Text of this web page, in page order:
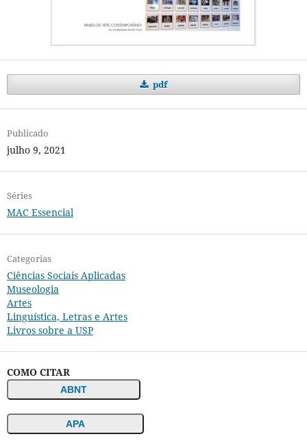
pdf
Publicado
julho 9, 2021
Séries
MAC Essencial
Categorias
Ciências Sociais Aplicadas
Museologia
Artes
Linguística, Letras e Artes
Livros sobre a USP
COMO CITAR
ABNT
APA